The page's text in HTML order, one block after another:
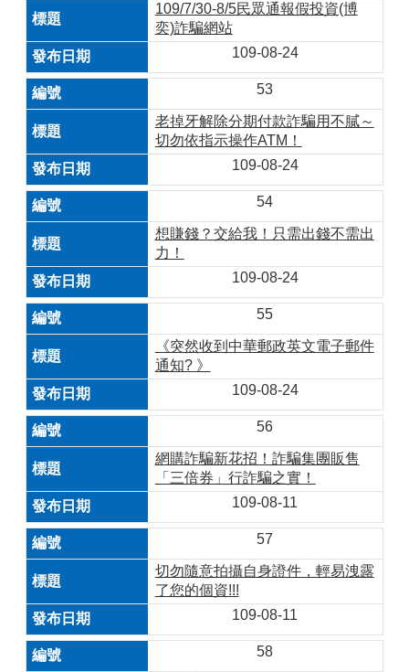
109/7/30-8/5民眾通報假投資(博
奕)詐騙網站
109-08-24
53
老掉牙解除分期付款詐騙用不膩～
切勿依指示操作ATM！
109-08-24
54
想賺錢？交給我！只需出錢不需出
力！
109-08-24
55
《突然收到中華郵政英文電子郵件
通知? 》
109-08-24
56
網購詐騙新花招！詐騙集團販售
「三倍券」行詐騙之實！
109-08-11
57
切勿隨意拍攝自身證件，輕易洩露
了您的個資!!!
109-08-11
58